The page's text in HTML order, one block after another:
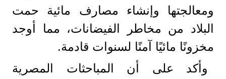
ومعالجتها وإنشاء مصارف مائية حمت
البلاد من مخاطر الفيضانات، مما أوجد
مخزونًا مائيًا آمنًا لسنوات قادمة.
وأكد على أن المباحثات المصرية